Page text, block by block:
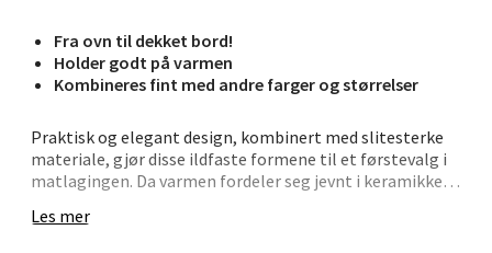
Fra ovn til dekket bord!
Holder godt på varmen
Kombineres fint med andre farger og størrelser
Praktisk og elegant design, kombinert med slitesterke
materiale, gjør disse ildfaste formene til et førstevalg i
matlagingen. Da varmen fordeler seg jevnt i keramikken
holder også godt på varmen etter den er ute av ovnen,
Les mer
Velg
Oslo - Linderud